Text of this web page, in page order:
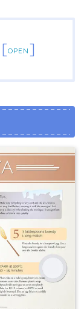
[OPEN ]